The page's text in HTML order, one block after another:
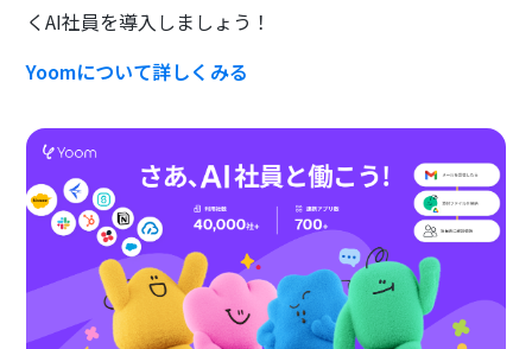
くAI社員を導入しましょう！
Yoomについて詳しくみる